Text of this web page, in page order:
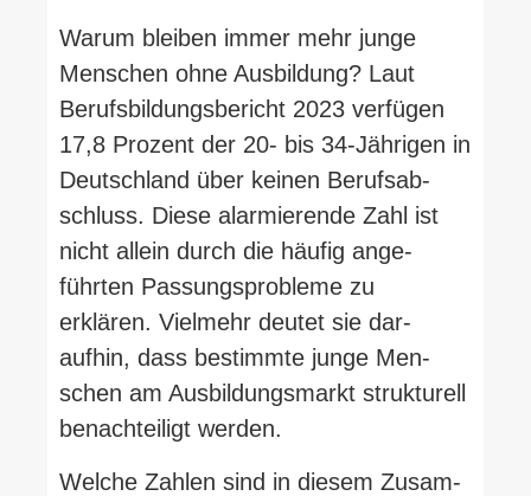
Warum bleiben immer mehr junge
Men­schen ohne Aus­bildung? Laut
Berufs­bil­dungs­be­richt 2023 ver­fügen
17,8 Prozent der 20- bis 34-​Jährigen in
Deutschland über keinen Berufs­ab­
schluss. Diese alar­mie­rende Zahl ist
nicht allein durch die häufig ange­
führten Pas­sungs­pro­bleme zu
erklären. Vielmehr deutet sie dar­
aufhin, dass bestimmte junge Men­
schen am Aus­bil­dungs­markt struk­turell
benach­teiligt werden.
Welche Zahlen sind in diesem Zusam­